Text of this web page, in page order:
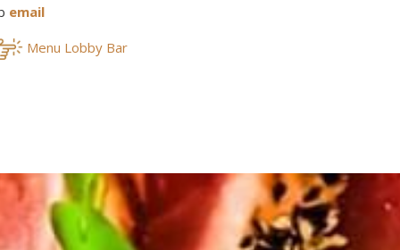
email
Menu Lobby Bar